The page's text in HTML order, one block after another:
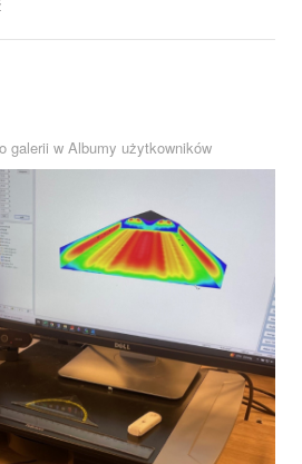
galerii w Albumy użytkowników